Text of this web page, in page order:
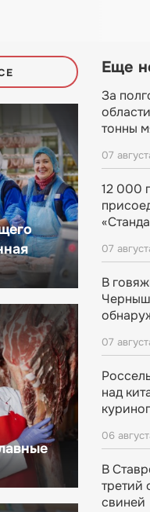
Еще
За
тонны
07
12 000
07
В
07
над
06
В
третий
свиней